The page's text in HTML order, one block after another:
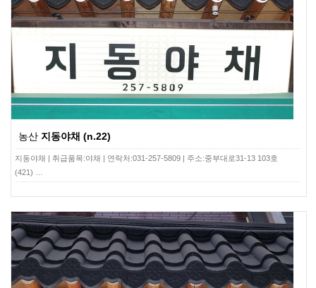
농산 지동야채 (n.22)
지동야채 | 취급품목:야채 | 연락처:031-257-5809 | 주소:중부대로31-13 103호
(421) …